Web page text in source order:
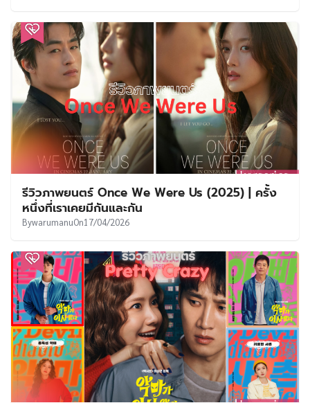
รีวิวภาพยนตร์ Once We Were Us (2025) | ครั้ง
หนึ่งที่เราเคยมีกันและกัน
BywarumanuOn17/04/2026